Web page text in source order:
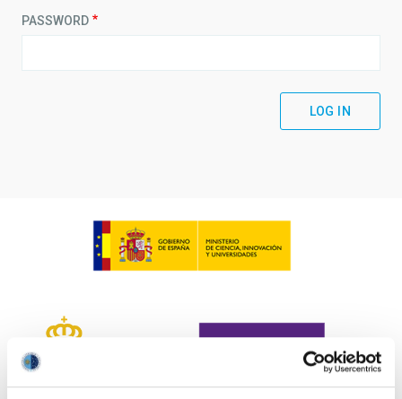
PASSWORD